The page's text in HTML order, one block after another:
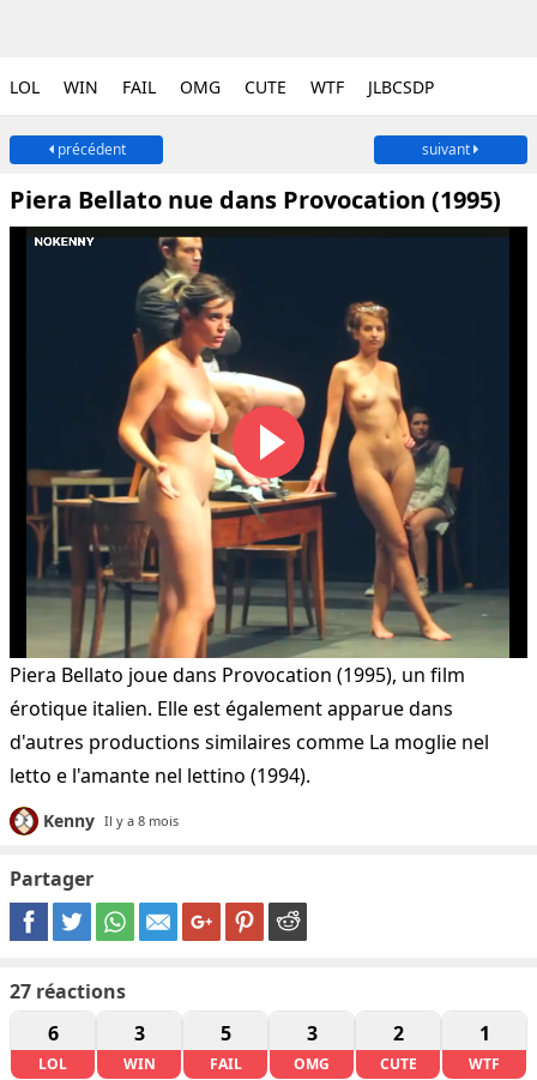
LOL WIN FAIL OMG CUTE WTF JLBCSDP
précédent suivant
Piera Bellato nue dans Provocation (1995)
Piera Bellato joue dans Provocation (1995), un film
érotique italien. Elle est également apparue dans
d'autres productions similaires comme La moglie nel
letto e l'amante nel lettino (1994).
Kenny Il y a 8 mois
Partager
27 réactions
6
LOL
3
WIN
5
FAIL
3
OMG
2
CUTE
1
WTF